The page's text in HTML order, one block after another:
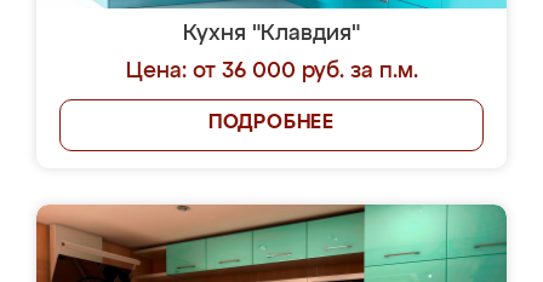
Кухня "Клавдия"
Цена: от 36 000 руб. за п.м.
ПОДРОБНЕЕ